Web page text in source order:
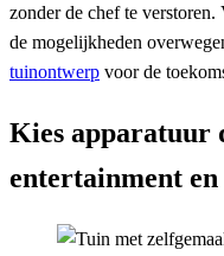
zonder de chef te
de mogelijkheden
tuinontwerp voor de
Kies apparatuur
entertainment